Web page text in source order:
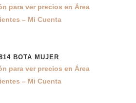
para ver precios en Área
– Mi Cuenta
BOTA MUJER
para ver precios en Área
– Mi Cuenta